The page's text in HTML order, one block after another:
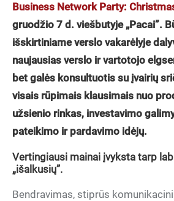
Business Network Party:
gruodžio 7 d. viešbutyje „Pacai”.
išskirtiniame verslo vakarėlyje
naujausias verslo ir vartotojo
bet galės konsultuotis su įvairių
visais rūpimais klausimais nuo
užsienio rinkas, investavimo
pateikimo ir pardavimo idėjų.
Vertingiausi mainai įvyksta tarp
„išalkusių”.
Bendravimas, stiprūs